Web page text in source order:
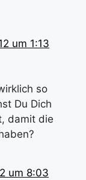
um 1:13
so
Du Dich
damit die
um 8:03